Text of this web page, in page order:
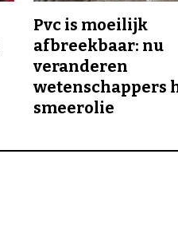
Pvc is moeilijk
afbreekbaar: nu
veranderen
wetenschappers
smeerolie